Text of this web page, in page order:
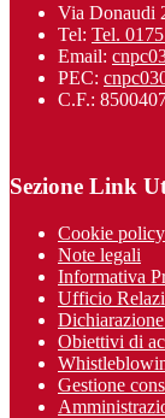
Via Donaudi
Tel: Tel.
Email:
PEC:
C.F.:
Sezione Link
Cookie policy
Note legali
Informativa
Ufficio
Obiettivi di
Gestione